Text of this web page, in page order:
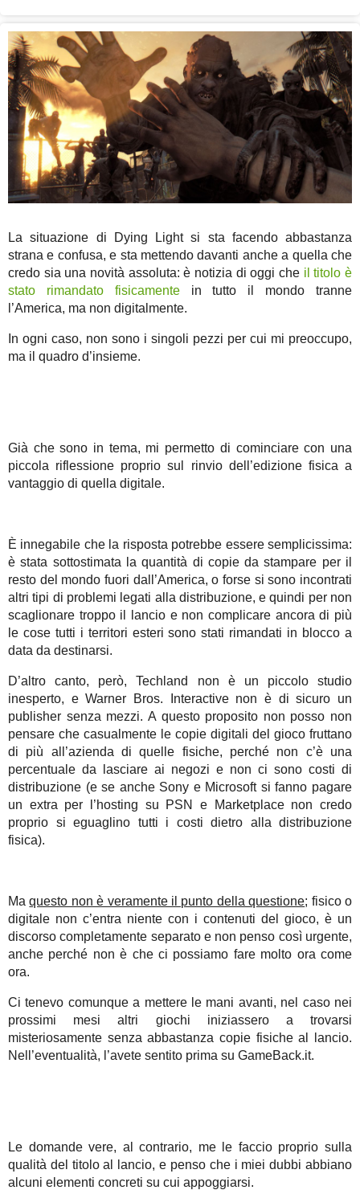
La situazione di Dying Light si sta facendo abbastanza
strana e confusa, e sta mettendo davanti anche a quella che
credo sia una novità assoluta: è notizia di oggi che il titolo è
stato rimandato fisicamentein tutto il mondo tranne
l’America, ma non digitalmente.
In ogni caso, non sono i singoli pezzi per cui mi preoccupo,
ma il quadro d’insieme.
Già che sono in tema, mi permetto di cominciare con una
piccola riflessione proprio sul rinvio dell’edizione fisica a
vantaggio di quella digitale.
È innegabile che la risposta potrebbe essere semplicissima:
è stata sottostimata la quantità di copie da stampare per il
resto del mondo fuori dall’America, o forse si sono incontrati
altri tipi di problemi legati alla distribuzione, e quindi per non
scaglionare troppo il lancio e non complicare ancora di più
le cose tutti i territori esteri sono stati rimandati in blocco a
data da destinarsi.
D’altro canto, però, Techland non è un piccolo studio
inesperto, e Warner Bros. Interactive non è di sicuro un
publisher senza mezzi. A questo proposito non posso non
pensare che casualmente le copie digitali del gioco fruttano
di più all’azienda di quelle fisiche, perché non c’è una
percentuale da lasciare ai negozi e non ci sono costi di
distribuzione (e se anche Sony e Microsoft si fanno pagare
un extra per l’hosting su PSN e Marketplace non credo
proprio si eguaglino tutti i costi dietro alla distribuzione
fisica).
Maquesto non è veramente il punto della questione; fisico o
digitale non c’entra niente con i contenuti del gioco, è un
discorso completamente separato e non penso così urgente,
anche perché non è che ci possiamo fare molto ora come
ora.
Ci tenevo comunque a mettere le mani avanti, nel caso nei
prossimi mesi altri giochi iniziassero a trovarsi
misteriosamente senza abbastanza copie fisiche al lancio.
Nell’eventualità, l’avete sentito prima su GameBack.it.
Le domande vere, al contrario, me le faccio proprio sulla
qualità del titolo al lancio, e penso che i miei dubbi abbiano
alcuni elementi concreti su cui appoggiarsi.